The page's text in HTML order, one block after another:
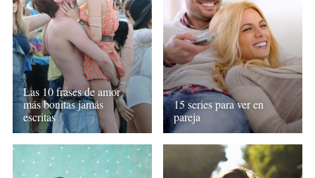
Las 10 frases de amor
más bonitas jamás
escritas
15 series para ver en
pareja